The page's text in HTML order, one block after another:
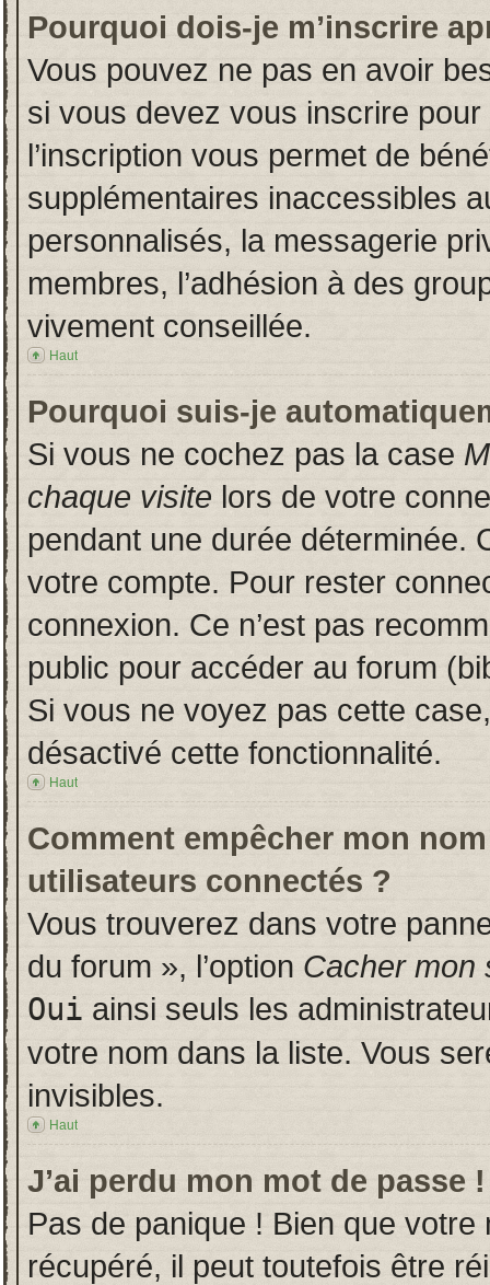
Pourquoi dois-je m’inscrire
Vous pouvez ne pas en avoir
si vous devez vous inscrire
l’inscription vous permet de
supplémentaires inaccessibles
personnalisés, la messagerie
membres, l’adhésion à des
vivement conseillée.
Haut
Pourquoi suis-je
Si vous ne cochez pas la case
chaque visite lors de votre
pendant une durée déterminée.
votre compte. Pour rester
connexion. Ce n’est pas
public pour accéder au forum
Si vous ne voyez pas cette
désactivé cette fonctionnalité.
Haut
Comment empêcher mon
utilisateurs connectés ?
Vous trouverez dans votre
du forum », l’option Cacher mon
Oui ainsi seuls les
votre nom dans la liste. Vous
invisibles.
Haut
J’ai perdu mon mot de passe !
Pas de panique ! Bien que
récupéré, il peut toutefois être